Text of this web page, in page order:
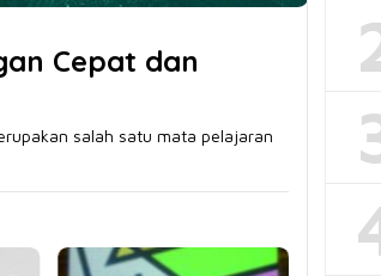
Cepat dan
salah satu mata pelajaran